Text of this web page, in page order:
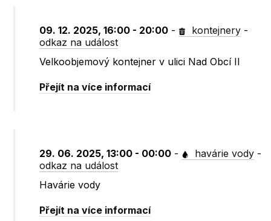
09. 12. 2025, 16:00 - 20:00 - kontejnery -
odkaz na událost
Velkoobjemový kontejner v ulici Nad Obcí II
Přejít na více informací
29. 06. 2025, 13:00 - 00:00 - havárie vody -
odkaz na událost
Havárie vody
Přejít na více informací